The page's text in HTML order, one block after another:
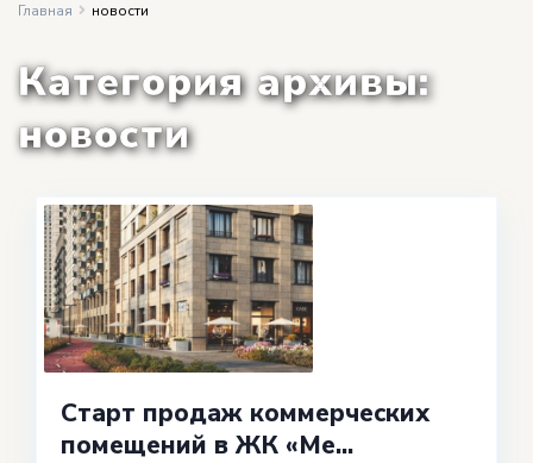
Главная новости
Категория архивы:
новости
Старт продаж коммерческих
помещений в ЖК «Ме...